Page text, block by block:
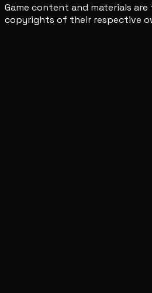
Game content and materials are
copyrights of their respective